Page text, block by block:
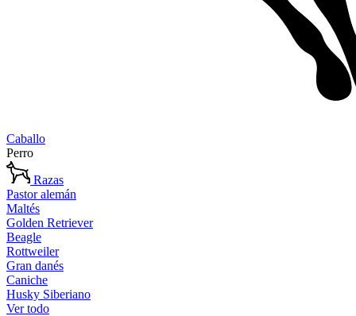
Caballo
Perro
Razas
Pastor alemán
Maltés
Golden Retriever
Beagle
Rottweiler
Gran danés
Caniche
Husky Siberiano
Ver todo